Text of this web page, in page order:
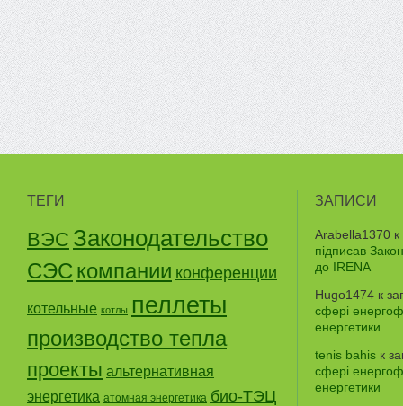
ТЕГИ
ВЭС Законодательство
СЭС компании конференции
котельные котлы пеллеты
производство тепла
проекты альтернативная
энергетика атомная энергетика био-ТЭЦ
ЗАПИСИ
Arabella1370
підписав
до IRENA
Hugo1474 к
сфері
енергетики
tenis bahis к
сфері
енергетики